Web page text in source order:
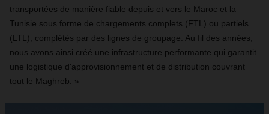
transportées de manière fiable depuis et vers le Maroc et la
Tunisie sous forme de chargements complets (FTL) ou partiels
(LTL), complétés par des lignes de groupage. Au fil des années,
nous avons ainsi créé une infrastructure performante qui garantit
une logistique d'approvisionnement et de distribution couvrant
tout le Maghreb. »